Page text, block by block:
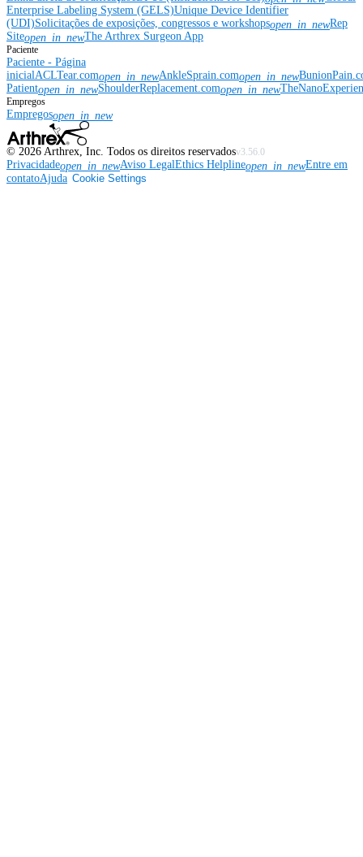
Enterprise Labeling System (GELS)Unique Device Identifier
(UDI)Solicitações de exposições, congressos e workshopsopen_in_newRep
Siteopen_in_newThe Arthrex Surgeon App
Paciente
Paciente - Página
inicial ACLTear.comopen_in_newAnkleSprain.comopen_in_new
Patientopen_in_newShoulderReplacement.comopen_in_new
Empregos
Empregosopen_in_new
© 2026 Arthrex, Inc. Todos os direitos reservadosv3.56.0
Privacidadeopen_in_newAviso LegalEthics Helplineopen_in_newEntre em
contatoAjuda Cookie Settings